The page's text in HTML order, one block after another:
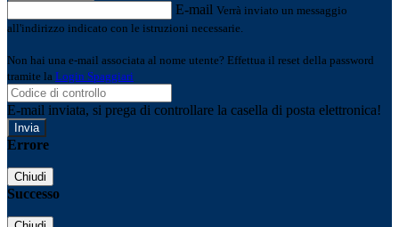
E-mail Verrà inviato un messaggio
all'indirizzo indicato con le istruzioni necessarie.
Non hai una e-mail associata al nome utente? Effettua il reset della password
tramite la Login Spaggiari
E-mail inviata, si prega di controllare la casella di posta elettronica!
Errore
Chiudi
Successo